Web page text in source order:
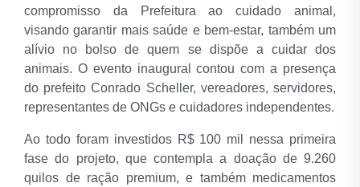
compromisso da Prefeitura ao cuidado animal,
visando garantir mais saúde e bem-estar, também um
alívio no bolso de quem se dispõe a cuidar dos
animais. O evento inaugural contou com a presença
do prefeito Conrado Scheller, vereadores, servidores,
representantes de ONGs e cuidadores independentes.
Ao todo foram investidos R$ 100 mil nessa primeira
fase do projeto, que contempla a doação de 9.260
quilos de ração premium, e também medicamentos